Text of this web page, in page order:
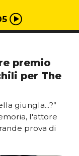
premio
per The
giungla...?”
l'attore
prova di